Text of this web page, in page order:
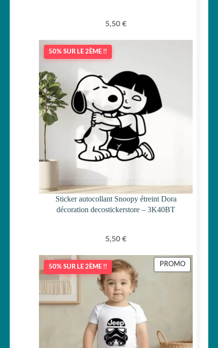
5,50 €
50% SUR LE 2ÈME !!
Sticker autocollant Snoopy étreint Dora
décoration decostickerstore – 3K40BT
5,50 €
50% SUR LE 2ÈME !! PROMOPRODUIT